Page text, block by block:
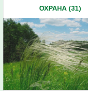
ОХРАНА (31)